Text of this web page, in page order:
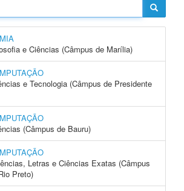
e Ciências (Câmpus de Marília)
e Tecnologia (Câmpus de Presidente
(Câmpus de Bauru)
Letras e Ciências Exatas (Câmpus
Preto)